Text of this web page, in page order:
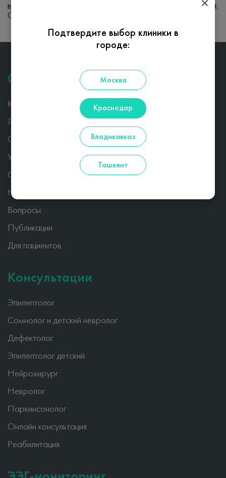
воспалительных заболеваний кожи в зоне исследования.
Специальной подготовки не требуется.
О центре
Казарян А.А
Лицензия
Специалисты
Услуги и цены
Отзывы
Новости
Вопросы
Публикации
Для пациентов
Консультации
Эпилептолог
Сомнолог и детский невролог
Дефектолог
Эпилептолог детский
Нейрохирург
Невролог
Паркинсонолог
Онлайн консультация
Реабилитация
Подтвердите выбор клиники в
городе:
Москва
Краснодар
Владикавказ
Ташкент